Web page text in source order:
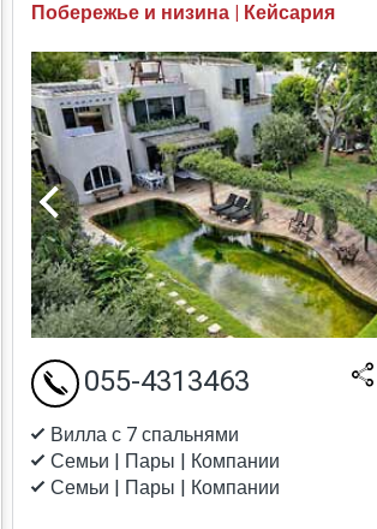
Побережье и низина | Кейсария
Вилла с 7 спальнями
Семьи | Пары | Компании
Семьи | Пары | Компании
055-4313463